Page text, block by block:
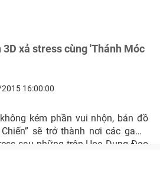
3D xả stress cùng 'Thánh Móc
16:00:00
kém phần vui nhộn, bản đồ
sẽ trở thành nơi các game
sau những trận Hoa Dung Đạo